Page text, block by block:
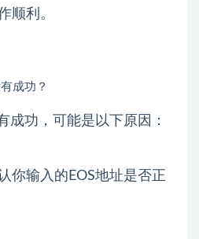
顺利。
成功？
成功，可能是以下原因：
你输入的EOS地址是否正